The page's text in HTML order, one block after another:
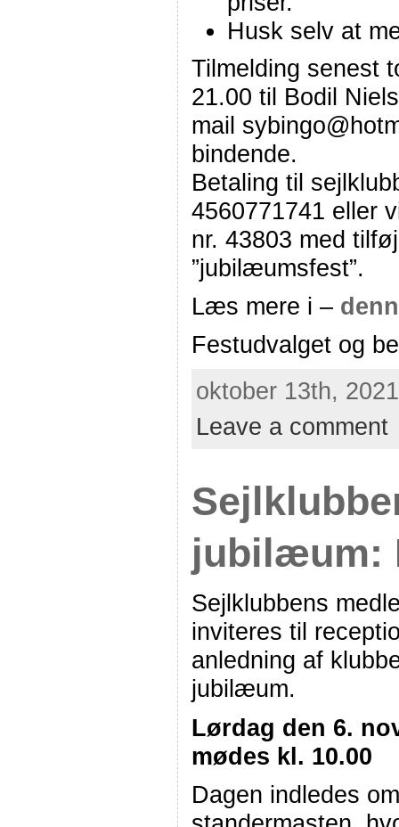
Husk selv at
Tilmelding senest
21.00 til Bodil
mail
bindende.
Betaling til
4560771741 eller
nr. 43803 med
”jubilæumsfest”.
Læs mere i –
Festudvalget og
oktober 13th,
Leave a comment
jubilæum:
Sejlklubbens
inviteres til
anledning af
jubilæum.
Lørdag den 6.
mødes kl. 10.00
Dagen indledes